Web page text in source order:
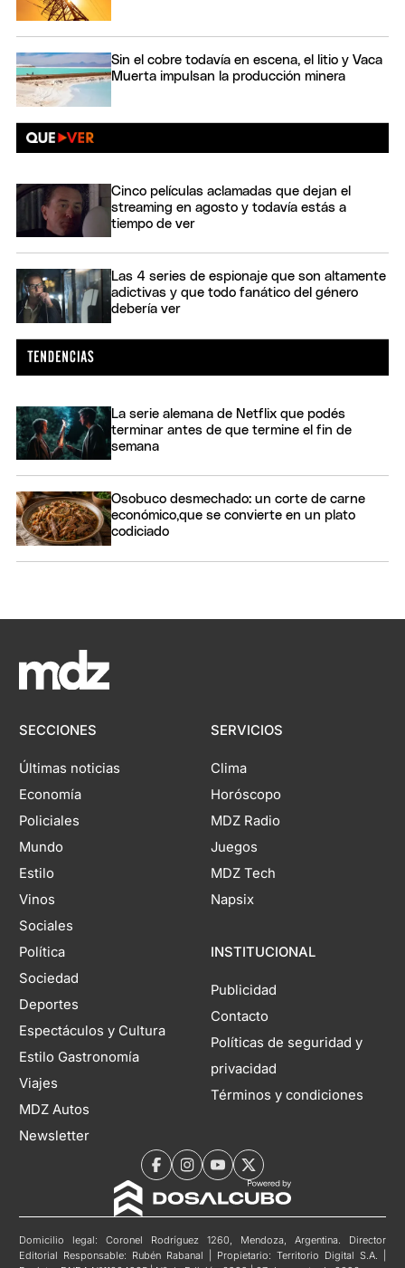
Sin el cobre todavía en escena, el litio y Vaca
Muerta impulsan la producción minera
Cinco películas aclamadas que dejan el
streaming en agosto y todavía estás a
tiempo de ver
Las 4 series de espionaje que son altamente
adictivas y que todo fanático del género
debería ver
La serie alemana de Netflix que podés
terminar antes de que termine el fin de
semana
Osobuco desmechado: un corte de carne
económico,que se convierte en un plato
codiciado
SECCIONES
Últimas noticias
Economía
Policiales
Mundo
Estilo
Vinos
Sociales
Política
Sociedad
Deportes
Espectáculos y Cultura
Estilo Gastronomía
Viajes
MDZ Autos
Newsletter
SERVICIOS
Clima
Horóscopo
MDZ Radio
Juegos
MDZ Tech
Napsix
INSTITUCIONAL
Publicidad
Contacto
Políticas de seguridad y
privacidad
Términos y condiciones
Domicilio legal: Coronel Rodríguez 1260, Mendoza, Argentina. Director
Editorial Responsable: Rubén Rabanal | Propietario: Territorio Digital S.A. |